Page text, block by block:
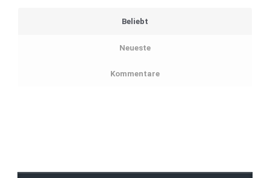
Beliebt
Neueste
Kommentare